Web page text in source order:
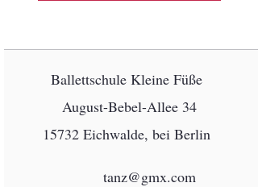
Ballettschule Kleine Füße
August-Bebel-Allee 34
15732 Eichwalde, bei Berlin
tanz@gmx.com